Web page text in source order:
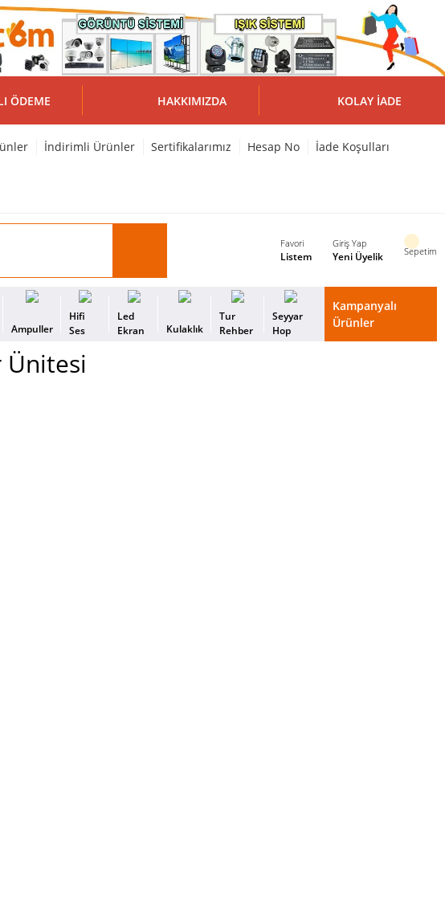
ÖDEME HAKKIMIZDA KOLAY İADE
İndirimli Ürünler Sertifikalarımız Hesap No İade Koşulları
Favori
Listem
Giriş Yap
Yeni Üyelik Sepetim
Ampuller
Hifi
Ses
Led
Ekran
Kulaklık
Tur
Rehber
Seyyar
Hop
Kampanyalı
Ürünler
Ünitesi